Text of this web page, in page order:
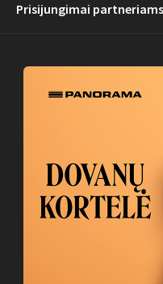
Prisijungimai partneriams